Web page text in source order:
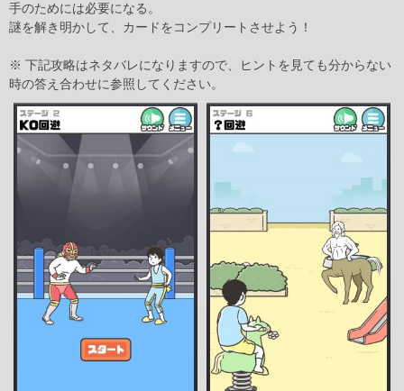
手のためには必要になる。
謎を解き明かして、カードをコンプリートさせよう！
※ 下記攻略はネタバレになりますので、ヒントを見ても分からない
時の答え合わせに参照してください。